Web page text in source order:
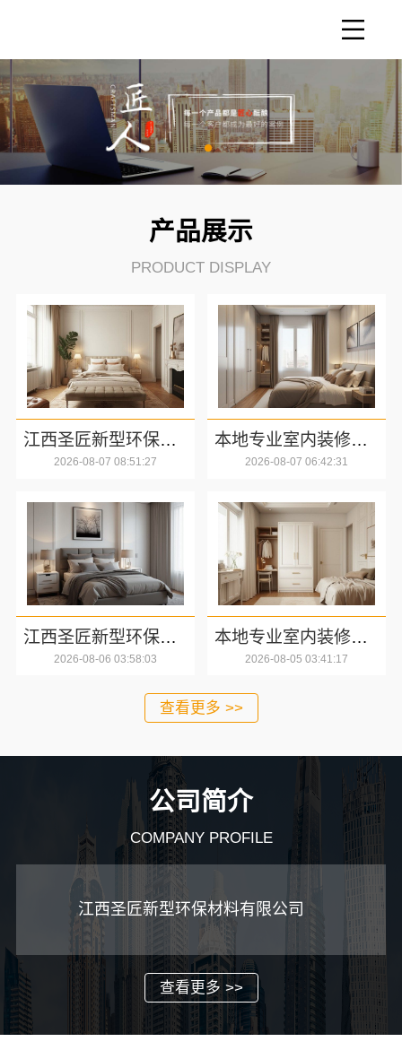
产品展示
PRODUCT DISPLAY
江西圣匠新型环保材料有限公司-室内装修设计施工厂家
2026-08-07 08:51:27
本地专业室内装修优势江西圣匠新型环保材料有限公司
2026-08-07 06:42:31
江西圣匠新型环保材料有限公司-国内透明装修费用预算指南
2026-08-06 03:58:03
本地专业室内装修优势——江西圣匠新型环保材料有限公司
2026-08-05 03:41:17
查看更多 >>
公司简介
COMPANY PROFILE
江西圣匠新型环保材料有限公司
查看更多 >>